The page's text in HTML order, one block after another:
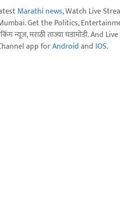
Marathi news, Watch Live
Get the Politics,
न्यूज, मराठी ताज्या घडामोडी.
app forAndroidand IOS.